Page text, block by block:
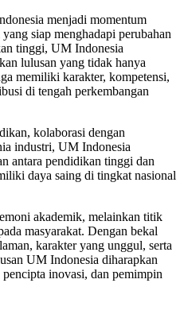
menjadi momentum
siap menghadapi perubahan
tinggi, UM Indonesia
lulusan yang tidak hanya
memiliki karakter, kompetensi,
di tengah perkembangan
kolaborasi dengan
industri, UM Indonesia
antara pendidikan tinggi dan
daya saing di tingkat nasional
akademik, melainkan titik
masyarakat. Dengan bekal
karakter yang unggul, serta
UM Indonesia diharapkan
inovasi, dan pemimpin